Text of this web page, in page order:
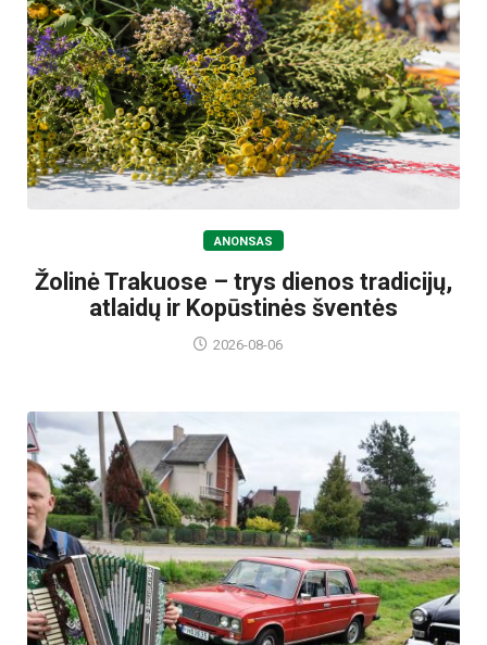
ANONSAS
Žolinė Trakuose – trys dienos tradicijų,
atlaidų ir Kopūstinės šventės
2026-08-06